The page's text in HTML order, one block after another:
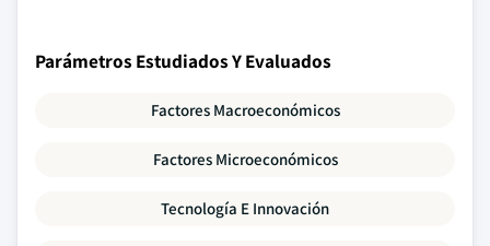
Parámetros Estudiados Y Evaluados
Factores Macroeconómicos
Factores Microeconómicos
Tecnología E Innovación